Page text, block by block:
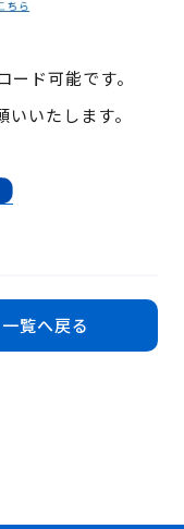
ド可能です。
いたします。
一覧へ戻る